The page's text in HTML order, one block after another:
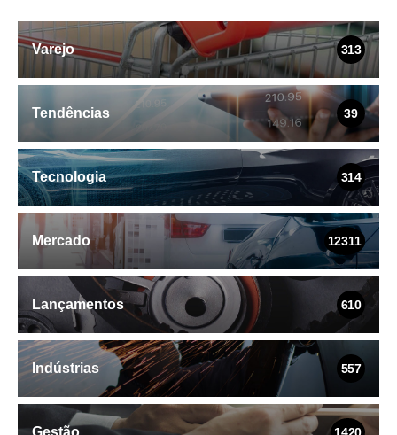
Varejo 313
Tendências 39
Tecnologia 314
Mercado 12311
Lançamentos 610
Indústrias 557